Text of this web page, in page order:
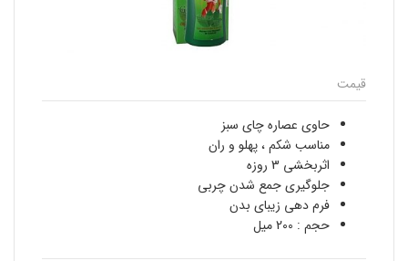
قیمت
حاوی عصاره چای سبز
مناسب شکم ، پهلو و ران
اثربخشی 3 روزه
جلوگیری جمع شدن چربی
فرم دهی زیبای بدن
حجم : 200 میل